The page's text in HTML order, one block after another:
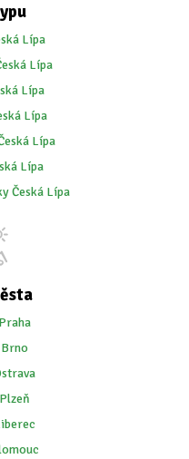
Lípa
Lípa
Lípa
Lípa
Lípa
Lípa
Česká Lípa